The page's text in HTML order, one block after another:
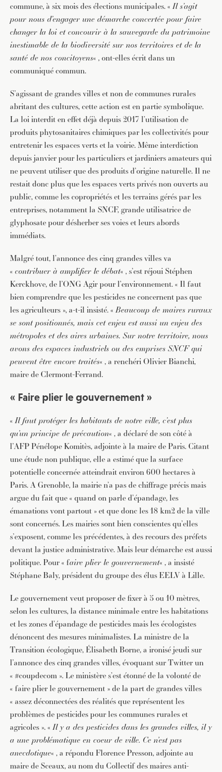
commune, à six mois des élections municipales. «Il s’agit
pour nous d’engager une démarche concertée pour faire
changer la loi et concourir à la sauvegarde du patrimoine
inestimable de la biodiversité sur nos territoires et de la
santé de nos concitoyens« , ont-elles écrit dans un
communiqué commun.
S’agissant de grandes villes et non de communes rurales
abritant des cultures, cette action est en partie symbolique.
La loi interdit en effet déjà depuis 2017 l’utilisation de
produits phytosanitaires chimiques par les collectivités pour
entretenir les espaces verts et la voirie. Même interdiction
depuis janvier pour les particuliers et jardiniers amateurs qui
ne peuvent utiliser que des produits d’origine naturelle. Il ne
restait donc plus que les espaces verts privés non ouverts au
public, comme les copropriétés et les terrains gérés par les
entreprises, notamment la SNCF, grande utilisatrice de
glyphosate pour désherber ses voies et leurs abords
immédiats.
Malgré tout, l’annonce des cinq grandes villes va
« contribuer à amplifier le débat« , s’est réjoui Stéphen
Kerckhove, de l’ONG Agir pour l’environnement. « Il faut
bien comprendre que les pesticides ne concernent pas que
les agriculteurs », a-t-il insisté. «Beaucoup de maires ruraux
se sont positionnés, mais cet enjeu est aussi un enjeu des
métropoles et des aires urbaines. Sur notre territoire, nous
avons des espaces industriels ou des emprises SNCF qui
peuvent être encore traités« , a renchéri Olivier Bianchi,
maire de Clermont-Ferrand.
« Faire plier le gouvernement »
«Il faut protéger les habitants de notre ville, c’est plus
qu’un principe de précaution« , a déclaré de son côté à
l’AFP Pénélope Komitès, adjointe à la maire de Paris. Citant
une étude non publique, elle a estimé que la surface
potentielle concernée atteindrait environ 600 hectares à
Paris. A Grenoble, la mairie n’a pas de chiffrage précis mais
argue du fait que « quand on parle d’épandage, les
émanations vont partout » et que donc les 18 km2 de la ville
sont concernés. Les mairies sont bien conscientes qu’elles
s’exposent, comme les précédentes, à des recours des préfets
devant la justice administrative. Mais leur démarche est aussi
politique. Pour « faire plier le gouvernement« , a insisté
Stéphane Baly, président du groupe des élus EELV à Lille.
Le gouvernement veut proposer de fixer à 5 ou 10 mètres,
selon les cultures, la distance minimale entre les habitations
et les zones d’épandage de pesticides mais les écologistes
dénoncent des mesures minimalistes. La ministre de la
Transition écologique, Élisabeth Borne, a ironisé jeudi sur
l’annonce des cinq grandes villes, évoquant sur Twitter un
« #coupdecom ». Le ministère s’est étonné de la volonté de
« faire plier le gouvernement » de la part de grandes villes
« assez déconnectées des réalités que représentent les
problèmes de pesticides pour les communes rurales et
agricoles ». «Il y a des pesticides dans les grandes villes, il y
a une problématique en coeur de ville. Ce n’est pas
anecdotique« , a répondu Florence Presson, adjointe au
maire de Sceaux, au nom du Collectif des maires anti-